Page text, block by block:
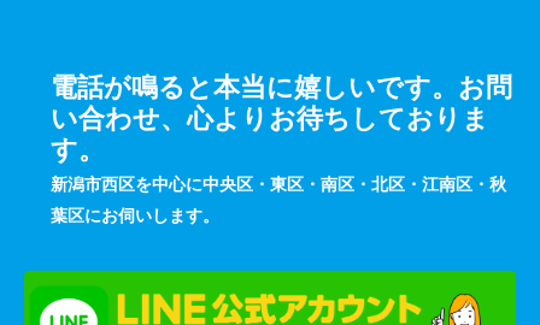
電話が鳴ると本当に嬉しいです。お問
い合わせ、心よりお待ちしておりま
す。
新潟市西区を中心に中央区・東区・南区・北区・江南区・秋
葉区にお伺いします。